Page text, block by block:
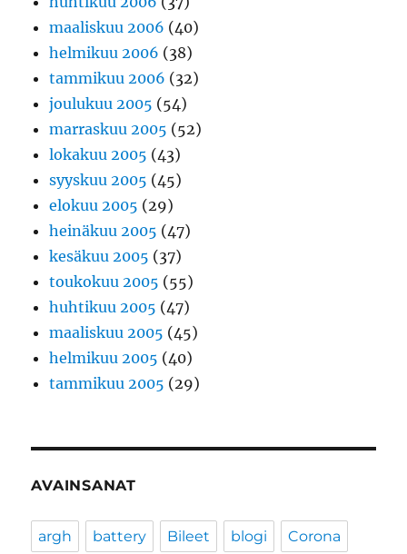
maaliskuu 2006 (40)
helmikuu 2006 (38)
tammikuu 2006 (32)
joulukuu 2005 (54)
marraskuu 2005 (52)
lokakuu 2005 (43)
syyskuu 2005 (45)
elokuu 2005 (29)
heinäkuu 2005 (47)
kesäkuu 2005 (37)
toukokuu 2005 (55)
huhtikuu 2005 (47)
maaliskuu 2005 (45)
helmikuu 2005 (40)
tammikuu 2005 (29)
AVAINSANAT
argh battery Bileet blogi Corona